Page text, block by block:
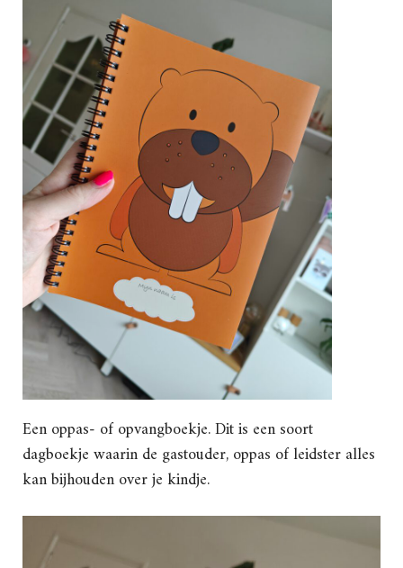
Een oppas- of opvangboekje. Dit is een soort
dagboekje waarin de gastouder, oppas of leidster alles
kan bijhouden over je kindje.